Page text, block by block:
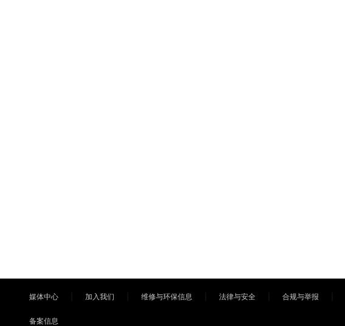
媒体中心 加入我们 维修与环保信息 法律与安全 合规与举报
备案信息